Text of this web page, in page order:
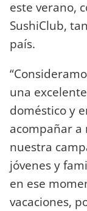
este verano,
SushiClub,
país.
una
doméstico y
acompañar a
nuestra
jóvenes y
en ese
vacaciones,